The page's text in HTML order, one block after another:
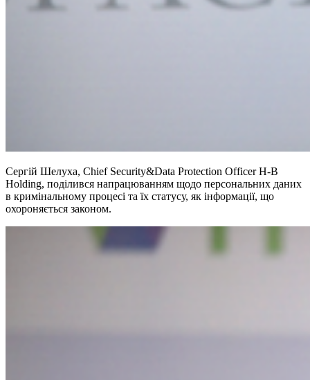
Сергій Шелуха, Chief Security&Data Protection Officer H-B
Holding, поділився напрацюванням щодо персональних даних
в кримінальному процесі та їх статусу, як інформації, що
охороняється законом.